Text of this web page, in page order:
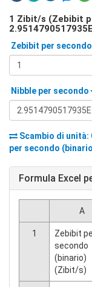
1 Zibit/s (Zebibit
Zebibit per
Nibble per secondo
Scambio di
per secondo
Formula Excel
A
1
Zebibit
secondo
(binario)
(Zibit/s)